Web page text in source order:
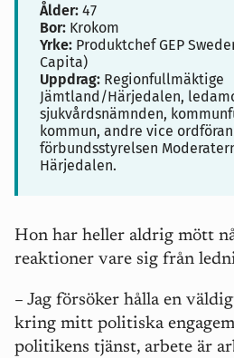
Ålder: 47
Bor: Krokom
Yrke: Produktchef GEP
Capita)
Uppdrag: Regionfullmäktige
Jämtland/Härjedalen,
sjukvårdsnämnden,
kommun, andre vice
förbundsstyrelsen
Härjedalen.
Hon har heller aldrig mött
reaktioner vare sig från
– Jag försöker hålla en
kring mitt politiska
politikens tjänst, arbete är